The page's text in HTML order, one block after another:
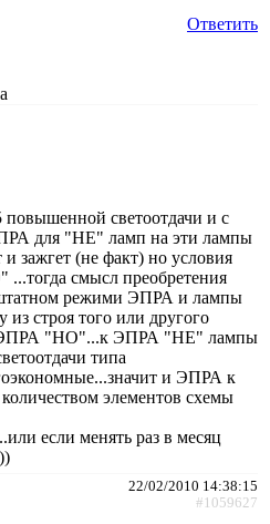
Ответить
светоотдачи и с
для "НЕ" ламп на эти лампы
зажгет (не факт) но условия
смысл преобретения
режими ЭПРА и лампы
строя того или другого
ЭПРА "НО"...к ЭПРА "НЕ" лампы
типа
и ЭПРА к
элементов схемы
если менять раз в месяц
22/02/2010 14:38:15
#1059627